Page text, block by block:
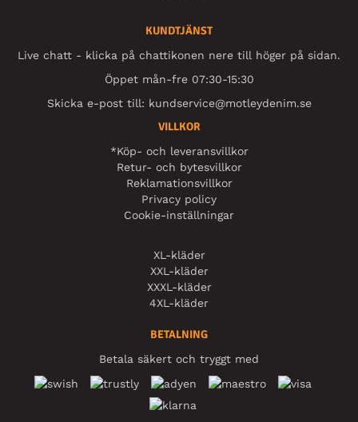
KUNDTJÄNST
Live chatt - klicka på chattikonen nere till höger på sidan.
Öppet mån-fre 07:30-15:30
Skicka e-post till: kundservice@motleydenim.se
VILLKOR
*Köp- och leveransvillkor
Retur- och bytesvillkor
Reklamationsvillkor
Privacy policy
Cookie-inställningar
XL-kläder
XXL-kläder
XXXL-kläder
4XL-kläder
BETALNING
Betala säkert och tryggt med